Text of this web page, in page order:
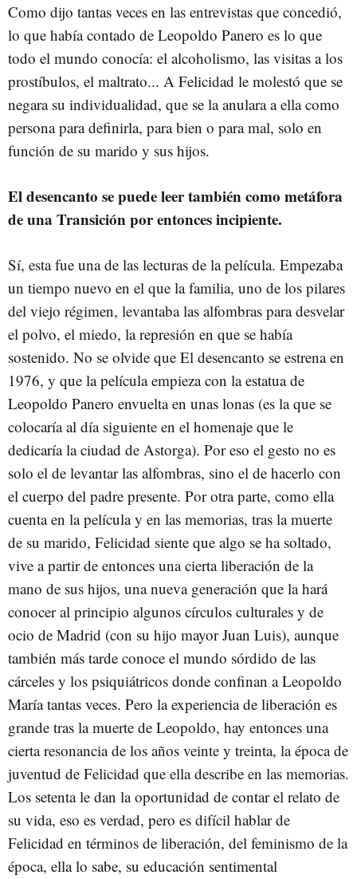
Como dijo tantas veces en las entrevistas que concedió,
lo que había contado de Leopoldo Panero es lo que
todo el mundo conocía: el alcoholismo, las visitas a los
prostíbulos, el maltrato... A Felicidad le molestó que se
negara su individualidad, que se la anulara a ella como
persona para definirla, para bien o para mal, solo en
función de su marido y sus hijos.
El desencanto se puede leer también como metáfora
de una Transición por entonces incipiente.
Sí, esta fue una de las lecturas de la película. Empezaba
un tiempo nuevo en el que la familia, uno de los pilares
del viejo régimen, levantaba las alfombras para desvelar
el polvo, el miedo, la represión en que se había
sostenido. No se olvide que El desencanto se estrena en
1976, y que la película empieza con la estatua de
Leopoldo Panero envuelta en unas lonas (es la que se
colocaría al día siguiente en el homenaje que le
dedicaría la ciudad de Astorga). Por eso el gesto no es
solo el de levantar las alfombras, sino el de hacerlo con
el cuerpo del padre presente. Por otra parte, como ella
cuenta en la película y en las memorias, tras la muerte
de su marido, Felicidad siente que algo se ha soltado,
vive a partir de entonces una cierta liberación de la
mano de sus hijos, una nueva generación que la hará
conocer al principio algunos círculos culturales y de
ocio de Madrid (con su hijo mayor Juan Luis), aunque
también más tarde conoce el mundo sórdido de las
cárceles y los psiquiátricos donde confinan a Leopoldo
María tantas veces. Pero la experiencia de liberación es
grande tras la muerte de Leopoldo, hay entonces una
cierta resonancia de los años veinte y treinta, la época de
juventud de Felicidad que ella describe en las memorias.
Los setenta le dan la oportunidad de contar el relato de
su vida, eso es verdad, pero es difícil hablar de
Felicidad en términos de liberación, del feminismo de la
época, ella lo sabe, su educación sentimental